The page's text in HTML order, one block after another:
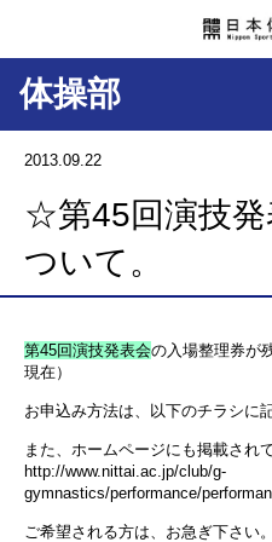
体操部
2013.09.22
☆第45回演技発
ついて。
第45回演技発表会の入場整理券が
現在）
お申込み方法は、以下のチラシに
また、ホームページにも掲載され
http://www.nittai.ac.jp/club/g-
gymnastics/performance/
ご希望される方は、お急ぎ下さい。